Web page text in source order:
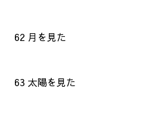
62 月を見た
63 太陽を見た